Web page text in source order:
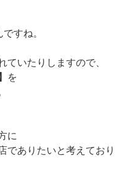
すね。
ていたりしますので、
を
に
でありたいと考えており